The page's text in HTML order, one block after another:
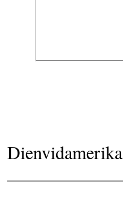
Dienvidamerika